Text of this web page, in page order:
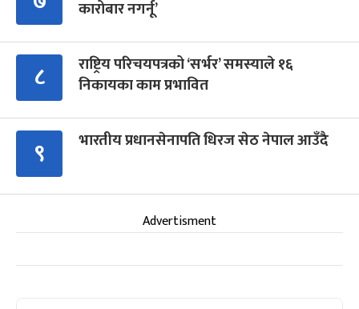
कारोबार नगर्नू’
८
राष्ट्रिय परिचयपत्रको ‘सर्भर’ समस्याले १६
निकायका काम प्रभावित
९ भारतीय प्रधानसेनापति धिरज सेठ नेपाल आउँदै
Advertisment